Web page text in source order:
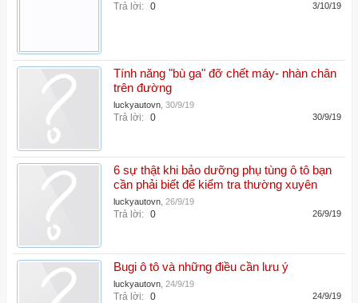
Trả lời: 0 3/10/19
Tính năng "bù ga" đỡ chết máy- nhàn chân
trên đường
luckyautovn 30/9/19
Trả lời: 0 30/9/19
6 sự thật khi bảo dưỡng phụ tùng ô tô bạn
cần phải biết để kiểm tra thường xuyên
luckyautovn 26/9/19
Trả lời: 0 26/9/19
Bugi ô tô và những điều cần lưu ý
luckyautovn 24/9/19
Trả lời: 0 24/9/19